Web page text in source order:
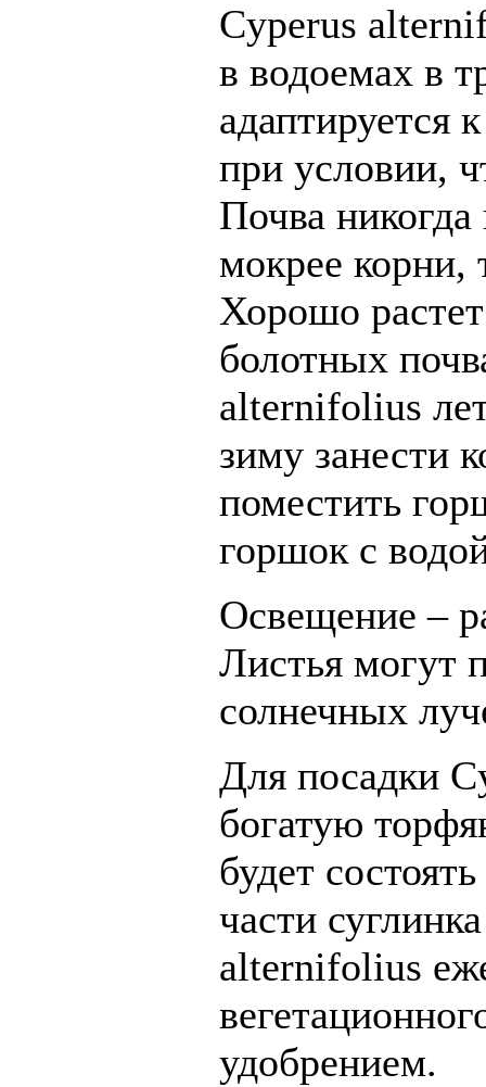
Cyperus
в водоемах в
адаптируется
при условии,
Почва
мокрее корни,
Хорошо
болотных
alternifolius
зиму занести
поместить
горшок с
Освещение –
Листья могут
солнечных
Для посадки
богатую
будет
части
alternifolius
удобрением.